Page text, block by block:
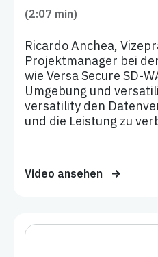
(2:07 min)
Ricardo Anchea,
Projektmanager bei
wie Versa Secure SD-
Umgebung und
versatility den
und die Leistung zu
Video ansehen